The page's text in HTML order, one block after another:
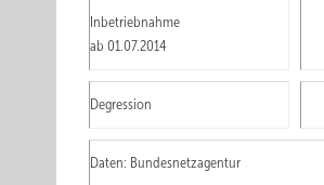
Inbetriebnahme
ab 01.07.2014
Degression
Daten: Bundesnetzagentur